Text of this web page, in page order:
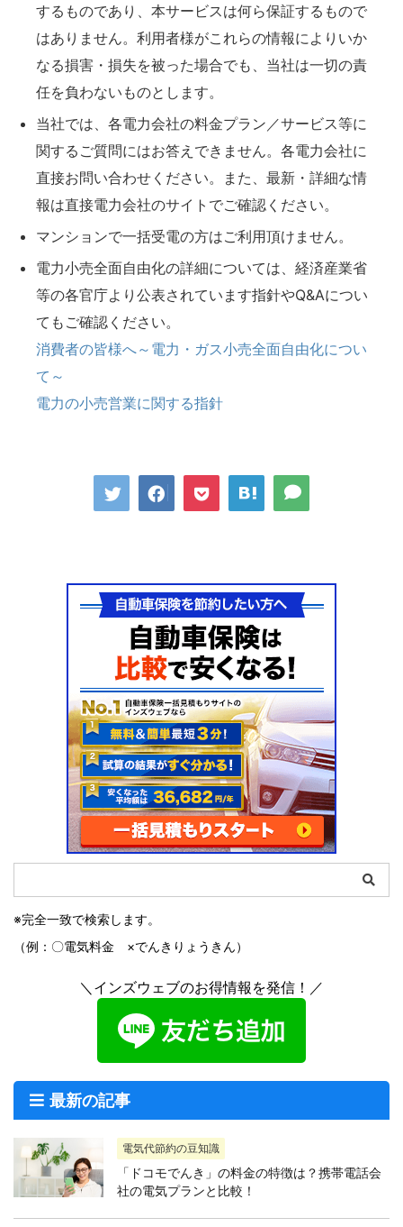
するものであり、本サービスは何ら保証するもので
はありません。利用者様がこれらの情報によりいか
なる損害・損失を被った場合でも、当社は一切の責
任を負わないものとします。
当社では、各電力会社の料金プラン／サービス等に
関するご質問にはお答えできません。各電力会社に
直接お問い合わせください。また、最新・詳細な情
報は直接電力会社のサイトでご確認ください。
マンションで一括受電の方はご利用頂けません。
電力小売全面自由化の詳細については、経済産業省
等の各官庁より公表されています指針やQ&Aについ
てもご確認ください。
消費者の皆様へ～電力・ガス小売全面自由化につい
て～
電力の小売営業に関する指針
※完全一致で検索します。
（例：〇電気料金 ×でんきりょうきん）
＼インズウェブのお得情報を発信！／
最新の記事
電気代節約の豆知識
「ドコモでんき」の料金の特徴は？携帯電話会
社の電気プランと比較！